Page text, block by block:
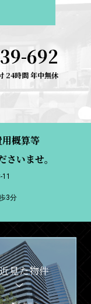
692
24時間 年中無休
概算等
いませ。
3分
見た物件